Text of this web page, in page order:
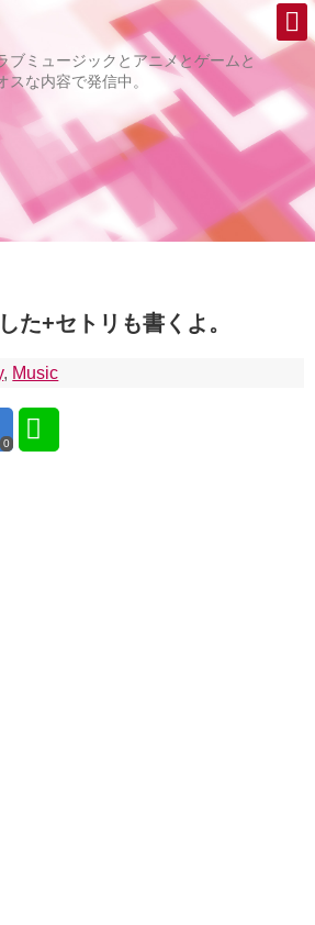
ブミュージックとアニメとゲームと
な内容で発信中。
た+セトリも書くよ。
, Music
0